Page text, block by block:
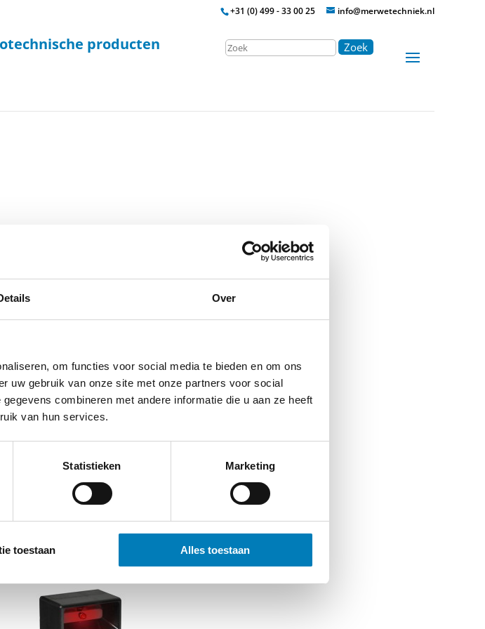
Over
om functies voor social media te bieden en om ons
uw gebruik van onze site met onze partners voor social
combineren met andere informatie die u aan ze heeft
van hun services.
Statistieken Marketing
toestaan Alles toestaan
+31 (0) 499 - 33 00 25 info@merwetechniek.nl
producten Zoek
Aanspreek stromen voor aardfouten tussen 10 en 300 A.
– tijd: tussen 1 en 16 uur
– Optioneel: bij wederkerende bedrijfsstroom
Hulpvoeding
– Paneel inbouw versie: Lithium batterij type AA 3.6V
Contacten voor afstandsbewaking
LED indicatie